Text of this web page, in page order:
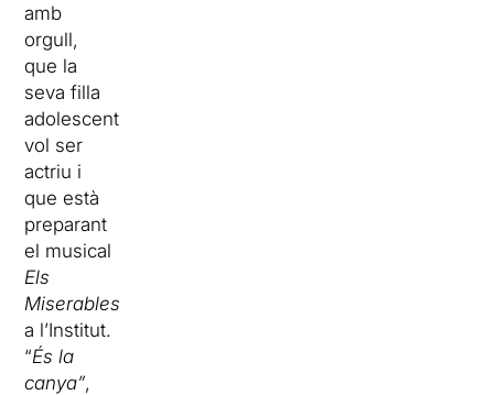
amb
orgull,
que la
seva filla
adolescent
vol ser
actriu i
que està
preparant
el musical
Els
Miserables
a l’Institut.
“És la
canya”,